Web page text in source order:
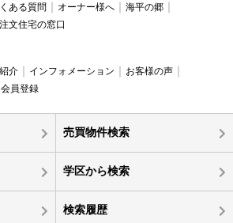
ある質問 オーナー様へ
海平の郷
注文住宅の窓口
介 インフォメーション
お客様の声
会員登録
売買物件検索
学区から検索
検索履歴